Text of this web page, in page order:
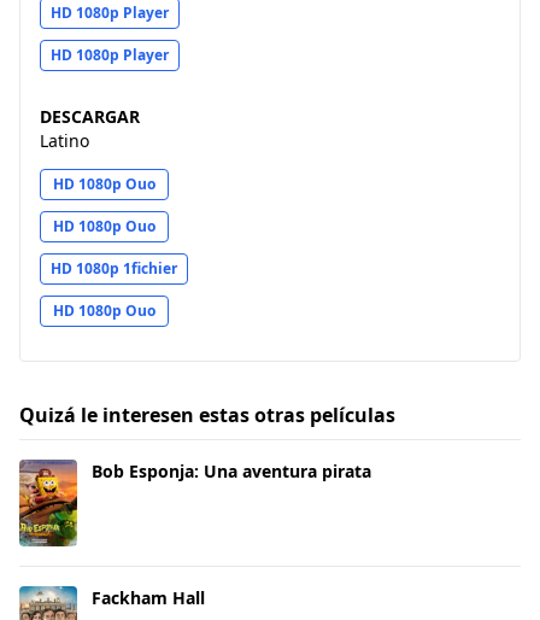
HD 1080p Player
HD 1080p Player
DESCARGAR
Latino
HD 1080p Ouo
HD 1080p Ouo
HD 1080p 1fichier
HD 1080p Ouo
Quizá le interesen estas otras películas
Bob Esponja: Una aventura pirata
Bob Esponja: Una aventura pirata
Fackham Hall
Fackham Hall